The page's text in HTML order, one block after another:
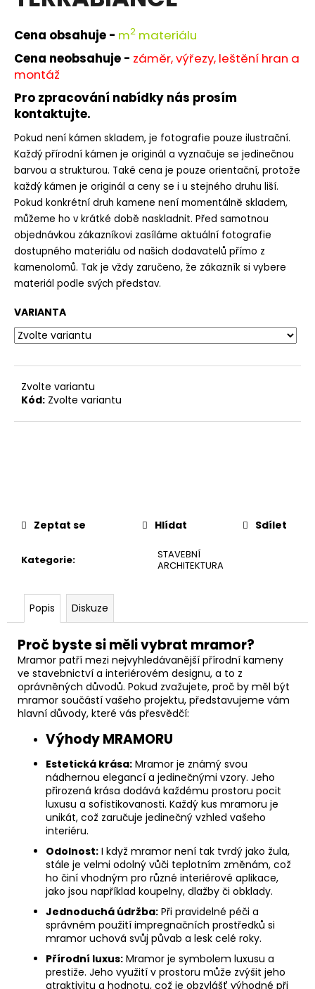
z
5
hvězdiček.
Cena obsahuje - m2 materiálu
Cena neobsahuje - záměr, výřezy, leštění hran a
montáž
Pro zpracování nabídky nás prosím
kontaktujte.
Pokud není kámen skladem, je fotografie pouze ilustrační.
Každý přírodní kámen je originál a vyznačuje se jedinečnou
barvou a strukturou. Také cena je pouze orientační, protože
každý kámen je originál a ceny se i u stejného druhu liší.
Pokud konkrétní druh kamene není momentálně skladem,
můžeme ho v krátké době naskladnit. Před samotnou
objednávkou zákazníkovi zasíláme aktuální fotografie
dostupného materiálu od našich dodavatelů přímo z
kamenolomů. Tak je vždy zaručeno, že zákazník si vybere
materiál podle svých představ.
VARIANTA
Zvolte variantu
Kód: Zvolte variantu
Kategorie:
STAVEBNÍ
ARCHITEKTURA
Zeptat se Hlídat Sdílet
Popis Diskuze
Proč byste si měli vybrat mramor?
Mramor patří mezi nejvyhledávanější přírodní kameny
ve stavebnictví a interiérovém designu, a to z
oprávněných důvodů. Pokud zvažujete, proč by měl být
mramor součástí vašeho projektu, představujeme vám
hlavní důvody, které vás přesvědčí:
Výhody MRAMORU
Estetická krása: Mramor je známý svou
nádhernou elegancí a jedinečnými vzory. Jeho
přirozená krása dodává každému prostoru pocit
luxusu a sofistikovanosti. Každý kus mramoru je
unikát, což zaručuje jedinečný vzhled vašeho
interiéru.
Odolnost: I když mramor není tak tvrdý jako žula,
stále je velmi odolný vůči teplotním změnám, což
ho činí vhodným pro různé interiérové aplikace,
jako jsou například koupelny, dlažby či obklady.
Jednoduchá údržba: Při pravidelné péči a
správném použití impregnačních prostředků si
mramor uchová svůj půvab a lesk celé roky.
Přírodní luxus: Mramor je symbolem luxusu a
prestiže. Jeho využití v prostoru může zvýšit jeho
atraktivitu a hodnotu, což je obzvlášť výhodné při
j
í
t
?
HLEDAT
D
o
p
o
r
č
u
j
e
m
e